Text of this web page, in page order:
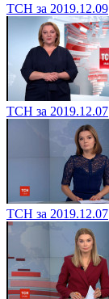
ТСН за 2019.12.09
ТСН за 2019.12.07
ТСН за 2019.12.07